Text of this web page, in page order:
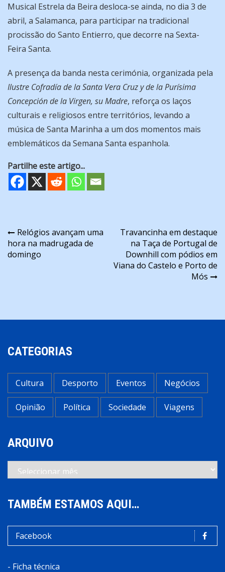
Musical Estrela da Beira desloca-se ainda, no dia 3 de
abril, a Salamanca, para participar na tradicional
procissão do Santo Entierro, que decorre na Sexta-
Feira Santa.
A presença da banda nesta cerimónia, organizada pela
Ilustre Cofradía de la Santa Vera Cruz y de la Purísima
Concepción de la Virgen, su Madre, reforça os laços
culturais e religiosos entre territórios, levando a
música de Santa Marinha a um dos momentos mais
emblemáticos da Semana Santa espanhola.
Partilhe este artigo...
Navegação
de
Relógios avançam uma
hora na madrugada de
domingo
Travancinha em destaque
na Taça de Portugal de
Downhill com pódios em
Viana do Castelo e Porto de
Mós
CATEGORIAS
Cultura Desporto Eventos Negócios
Opinião Política Sociedade Viagens
ARQUIVO
Arquivo
TAMBÉM ESTAMOS AQUI…
Facebook
- Ficha técnica